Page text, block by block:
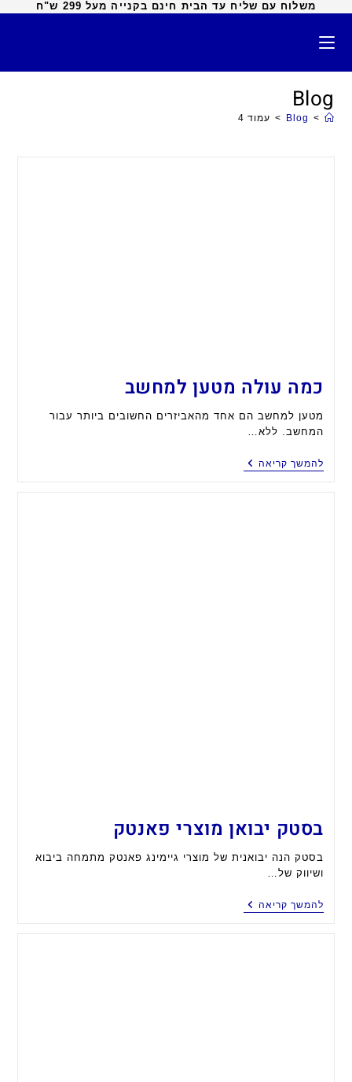
משלוח עם שליח עד הבית חינם בקנייה מעל 299 ש"ח
Blog
>
Blog
> עמוד 4
כמה עולה מטען למחשב
מטען למחשב הם אחד מהאביזרים החשובים ביותר עבור
המחשב. ללא…
להמשך קריאהכמה
בסטק יבואן מוצרי פאנטק
בסטק הנה יבואנית של מוצרי גיימינג פאנטק מתמחה ביבוא
ושיווק של…
להמשך קריאהבסטק